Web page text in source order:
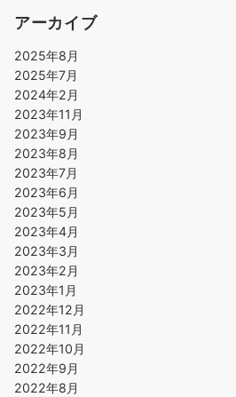
アーカイブ
2025年8月
2025年7月
2024年2月
2023年11月
2023年9月
2023年8月
2023年7月
2023年6月
2023年5月
2023年4月
2023年3月
2023年2月
2023年1月
2022年12月
2022年11月
2022年10月
2022年9月
2022年8月